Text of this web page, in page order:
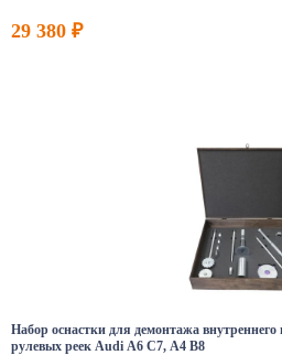
29 380 ₽
Набор оснастки для демонтажа
рулевых реек Audi A6 C7, A4 B8